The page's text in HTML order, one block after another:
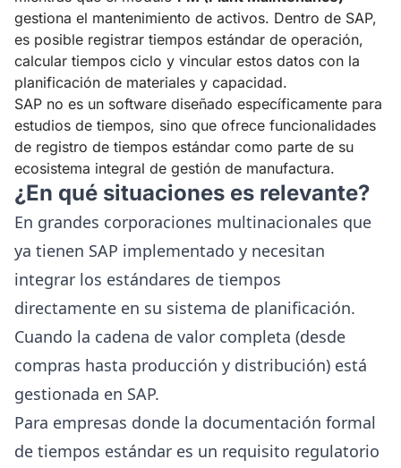
gestiona el mantenimiento de activos. Dentro de SAP,
es posible registrar tiempos estándar de operación,
calcular tiempos ciclo y vincular estos datos con la
planificación de materiales y capacidad.
SAP no es un software diseñado específicamente para
estudios de tiempos, sino que ofrece funcionalidades
de registro de tiempos estándar como parte de su
ecosistema integral de gestión de manufactura.
¿En qué situaciones es relevante?
En grandes corporaciones multinacionales que
ya tienen SAP implementado y necesitan
integrar los estándares de tiempos
directamente en su sistema de planificación.
Cuando la cadena de valor completa (desde
compras hasta producción y distribución) está
gestionada en SAP.
Para empresas donde la documentación formal
de tiempos estándar es un requisito regulatorio